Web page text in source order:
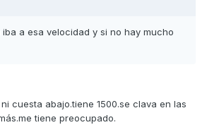
iba a esa velocidad y si no hay mucho
cuesta abajo.tiene 1500.se clava en las
tiene preocupado.